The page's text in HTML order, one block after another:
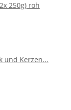
250g) roh